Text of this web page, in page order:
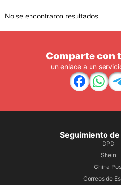
No se encontraron resultados.
Comparte con
un enlace a un
Seguimiento
DPD
Shein
China
Correos de